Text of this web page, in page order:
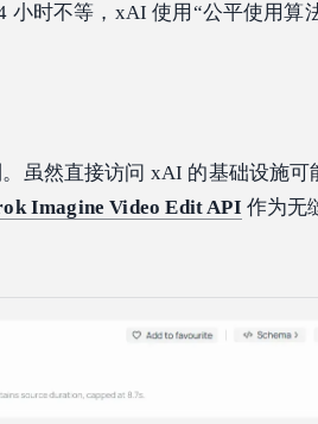
小时不等，xAI 使用“公平使用算
虽然直接访问 xAI 的基础设施可
Imagine Video Edit API 作为无